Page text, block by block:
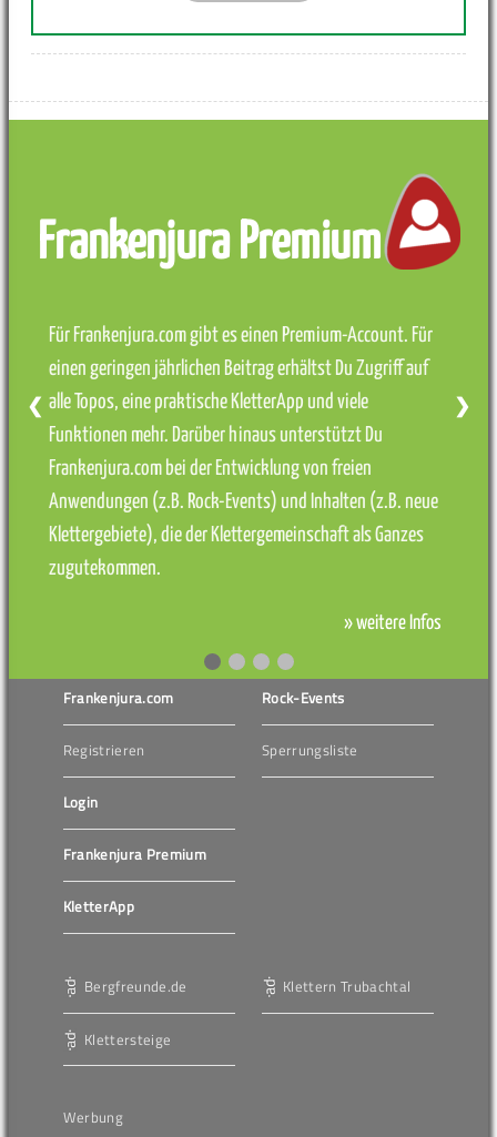
Frankenjura Premium
Für Frankenjura.com gibt es einen Premium-Account. Für
einen geringen jährlichen Beitrag erhältst Du Zugriff auf
alle Topos, eine praktische KletterApp und viele
Funktionen mehr. Darüber hinaus unterstützt Du
Frankenjura.com bei der Entwicklung von freien
Anwendungen (z.B. Rock-Events) und Inhalten (z.B. neue
Klettergebiete), die der Klettergemeinschaft als Ganzes
zugutekommen.
» weitere Infos
❮ ❯
Frankenjura.com
Registrieren
Login
Frankenjura Premium
KletterApp
Rock-Events
Sperrungsliste
Bergfreunde.de
Klettersteige
Klettern Trubachtal
Werbung